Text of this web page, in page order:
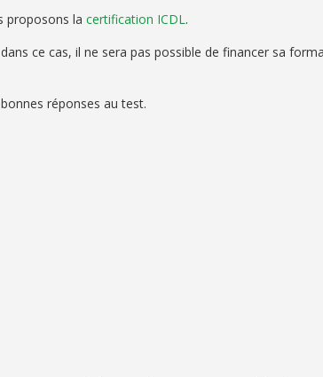
proposons la certification ICDL.
ce cas, il ne sera pas possible de financer sa
réponses au test.